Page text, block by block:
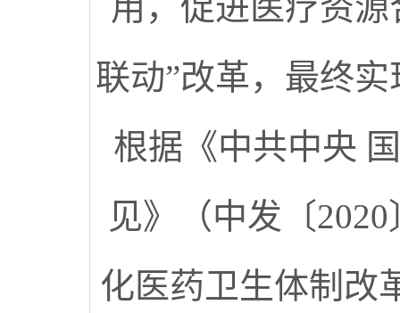
联动”改革，最终
根据《中共中央
见》（中发〔
化医药卫生体制改